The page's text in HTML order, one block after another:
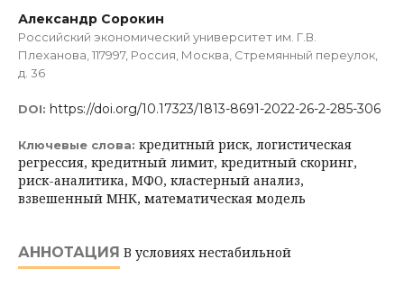
Александр Сорокин
Российский экономический университет им. Г.В.
Плеханова, 117997, Россия, Москва, Стремянный переулок,
д. 36
DOI: https://doi.org/10.17323/1813-8691-2022-26-2-285-306
Ключевые слова: кредитный риск, логистическая
регрессия, кредитный лимит, кредитный скоринг,
риск-аналитика, МФО, кластерный анализ,
взвешенный МНК, математическая модель
АННОТАЦИЯ В условиях нестабильной